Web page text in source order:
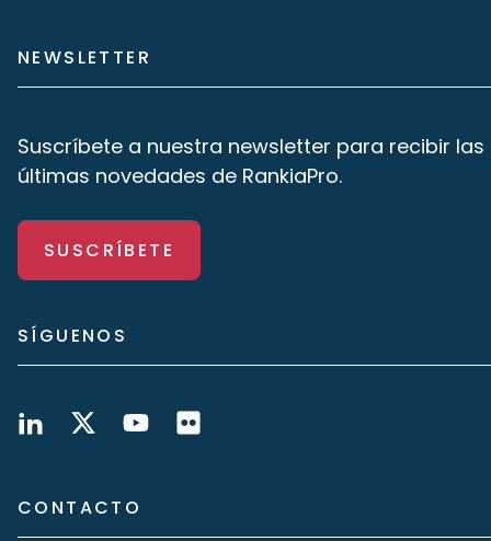
NEWSLETTER
Suscríbete a nuestra newsletter para recibir las
últimas novedades de RankiaPro.
SUSCRÍBETE
SÍGUENOS
CONTACTO